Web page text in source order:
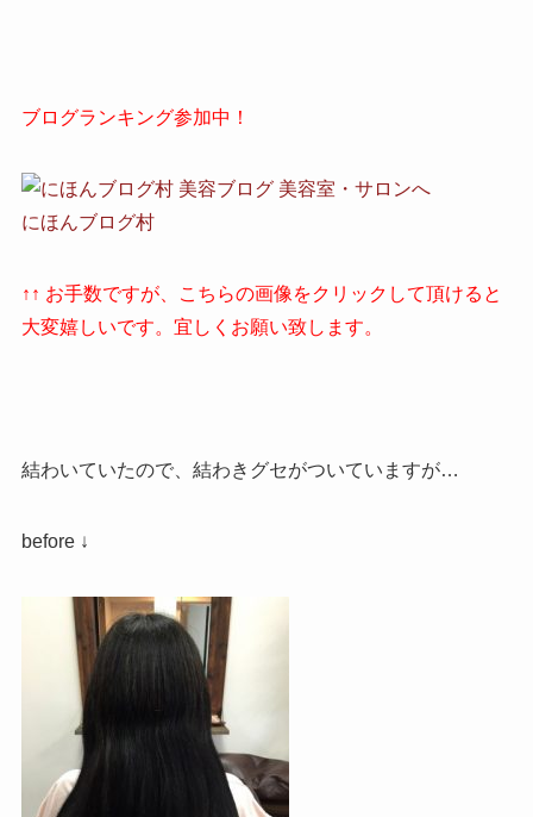
ブログランキング参加中！
にほんブログ村
↑↑ お手数ですが、こちらの画像をクリックして頂けると
大変嬉しいです。宜しくお願い致します。
結わいていたので、結わきグセがついていますが…
before ↓